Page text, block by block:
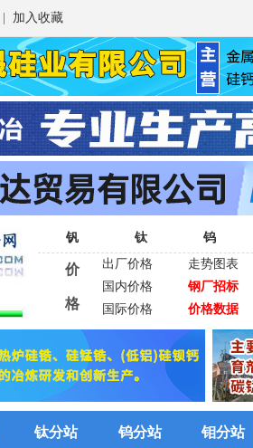
加入收藏
钒 钛 钨
价
格
出厂价格
走势图表
国内价格
钢厂招标
国际价格
价格数据
钛分站 钨分站 钼分站